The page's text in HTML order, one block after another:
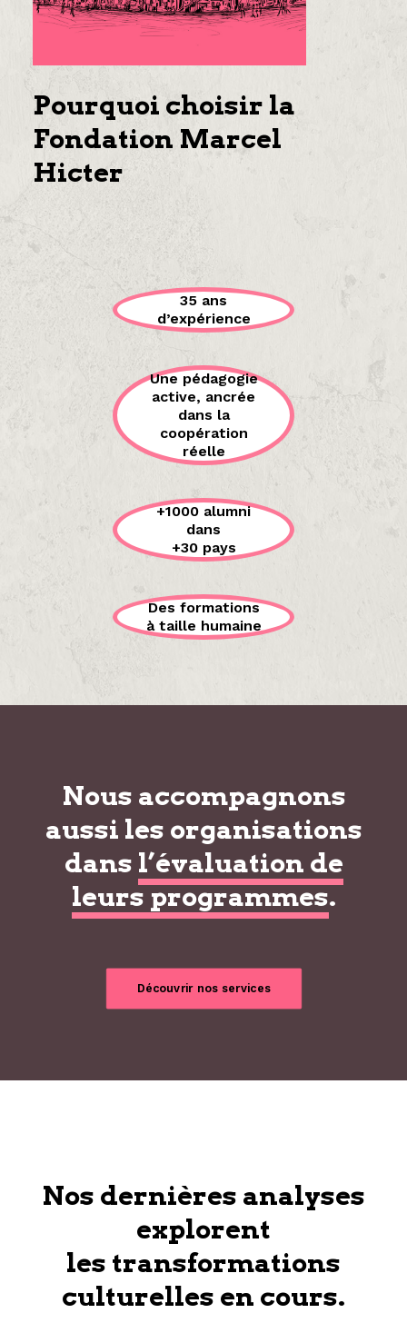
Pourquoi choisir la
Fondation Marcel
Hicter
35 ans
d’expérience
Une pédagogie
active, ancrée
dans la
coopération
réelle
+1000 alumni
dans
+30 pays
Des formations
à taille humaine
Nous accompagnons
aussi les organisations
dans l’évaluation de
leurs programmes.
Découvrir nos services
Nos dernières analyses
explorent
les transformations
culturelles en cours.